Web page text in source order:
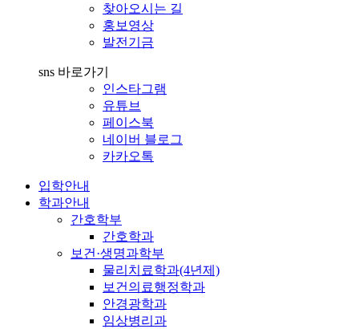
찾아오시는 길
홍보영상
발전기금
sns 바로가기
인스타그램
유튜브
페이스북
네이버 블로그
카카오톡
입학안내
학과안내
간호학부
간호학과
보건·생명과학부
물리치료학과(4년제)
보건의료행정학과
안경광학과
임상병리과